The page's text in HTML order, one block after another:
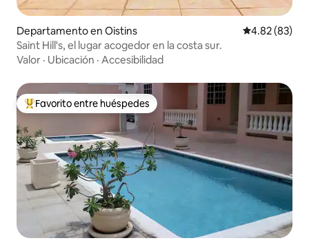
Departamento en Oistins Calificación
4.82 (83)
Saint Hill's, el lugar acogedor en la costa sur.
Valor · Ubicación · Accesibilidad
De los mejores en Favorito entre huéspedes
Favorito entre huéspedes